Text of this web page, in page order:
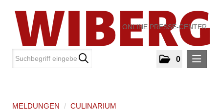
ONLINE PRESSE-CENTER
0
MELDUNGEN / CULINARIUM